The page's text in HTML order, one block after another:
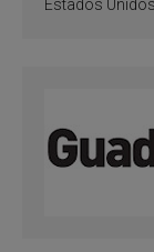
Estados Unidos